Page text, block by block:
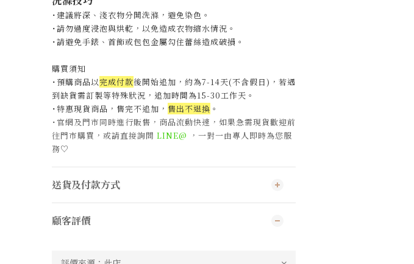
˙建議將深、淺衣物分開洗滌，避免染色。
˙請勿過度浸泡與烘乾，以免造成衣物縮水情況。
˙請避免手錶、首飾或包包金屬勾住蕾絲造成破損。
購買須知
˙預購商品以完成付款後開始追加，約為7-14天(不含假日)， 若遇
到缺貨需訂製等特殊狀況，追加時間為15-30工作天 。
˙特惠現貨商品，售完不追加， 售出不退換 。
˙官網及門市同時進行販售，商品流動快速，如果急需現貨歡迎前
往門市購買，或請直接詢問 LINE@ ，一對一由專人即時為您服
務♡
送貨及付款方式
顧客評價